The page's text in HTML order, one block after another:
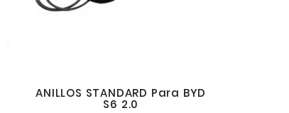
ANILLOS STANDARD Para BYD
S6 2.0